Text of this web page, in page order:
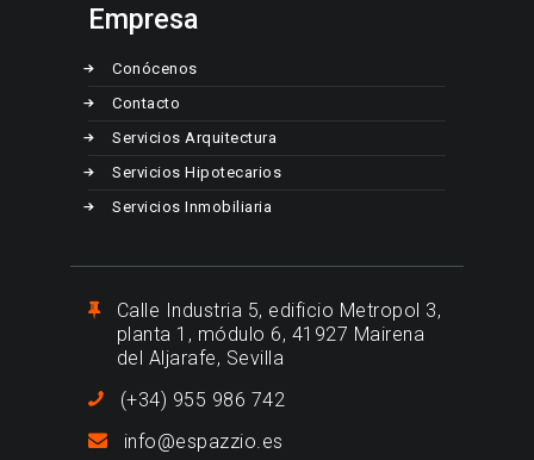
Empresa
Conócenos
Contacto
Servicios Arquitectura
Servicios Hipotecarios
Servicios Inmobiliaria
Calle Industria 5, edificio Metropol 3,
planta 1, módulo 6, 41927 Mairena
del Aljarafe, Sevilla
(+34) 955 986 742
info@espazzio.es